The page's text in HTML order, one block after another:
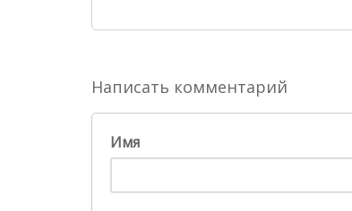
Написать комментарий
Имя